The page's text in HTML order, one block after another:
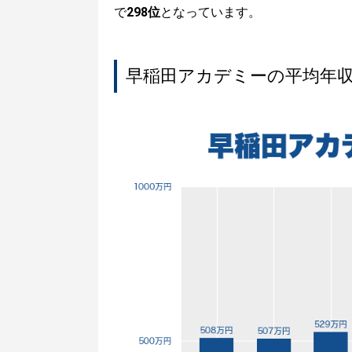
で298位となっています。
早稲田アカデミーの平均年